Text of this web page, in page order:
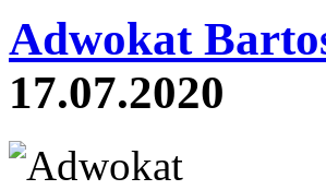
Adwokat
17.07.2020